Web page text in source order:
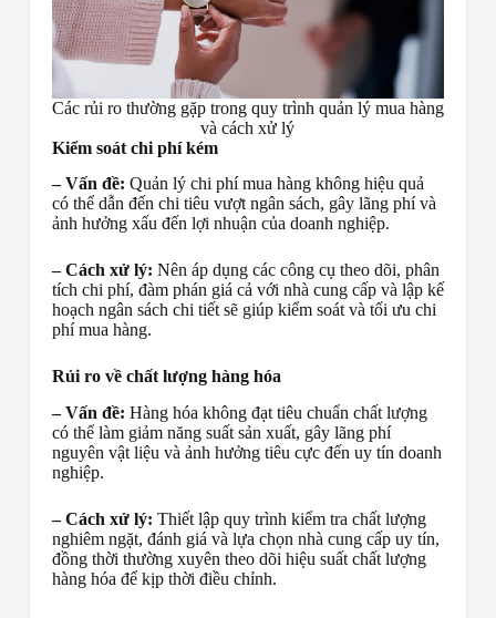
Các rủi ro thường gặp trong quy trình quản lý mua hàng
và cách xử lý
Kiểm soát chi phí kém
– Vấn đề: Quản lý chi phí mua hàng không hiệu quả
có thể dẫn đến chi tiêu vượt ngân sách, gây lãng phí và
ảnh hưởng xấu đến lợi nhuận của doanh nghiệp.
– Cách xử lý: Nên áp dụng các công cụ theo dõi, phân
tích chi phí, đàm phán giá cả với nhà cung cấp và lập kế
hoạch ngân sách chi tiết sẽ giúp kiểm soát và tối ưu chi
phí mua hàng.
Rủi ro về chất lượng hàng hóa
– Vấn đề: Hàng hóa không đạt tiêu chuẩn chất lượng
có thể làm giảm năng suất sản xuất, gây lãng phí
nguyên vật liệu và ảnh hưởng tiêu cực đến uy tín doanh
nghiệp.
– Cách xử lý: Thiết lập quy trình kiểm tra chất lượng
nghiêm ngặt, đánh giá và lựa chọn nhà cung cấp uy tín,
đồng thời thường xuyên theo dõi hiệu suất chất lượng
hàng hóa để kịp thời điều chỉnh.